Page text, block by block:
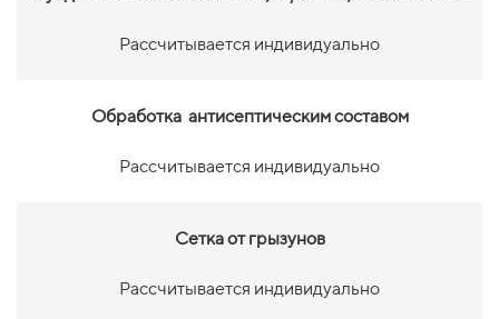
Рассчитывается индивидуально
Обработка антисептическим составом
Рассчитывается индивидуально
Сетка от грызунов
Рассчитывается индивидуально